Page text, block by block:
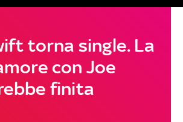
torna single. La
con Joe
finita